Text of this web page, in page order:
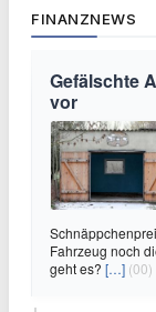
FINANZNEWS
Gefälschte
vor
Fahrzeug noch
geht es? […] (00)